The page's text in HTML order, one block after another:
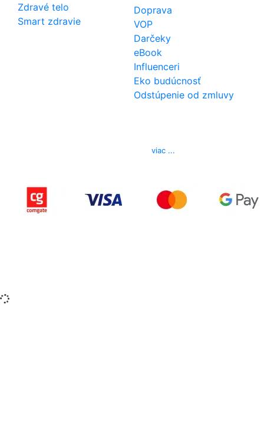
Zdravé telo
Smart zdravie
Doprava
VOP
Darčeky
eBook
Influenceri
Eko budúcnosť
Odstúpenie od zmluvy
viac ...